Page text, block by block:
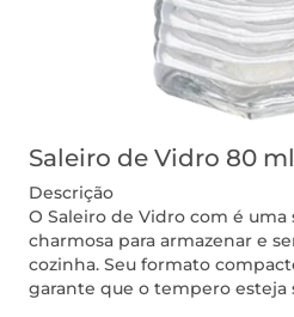
Saleiro de Vidro 80
Descrição
O Saleiro de Vidro com é uma
charmosa para armazenar e
cozinha. Seu formato
garante que o tempero esteja